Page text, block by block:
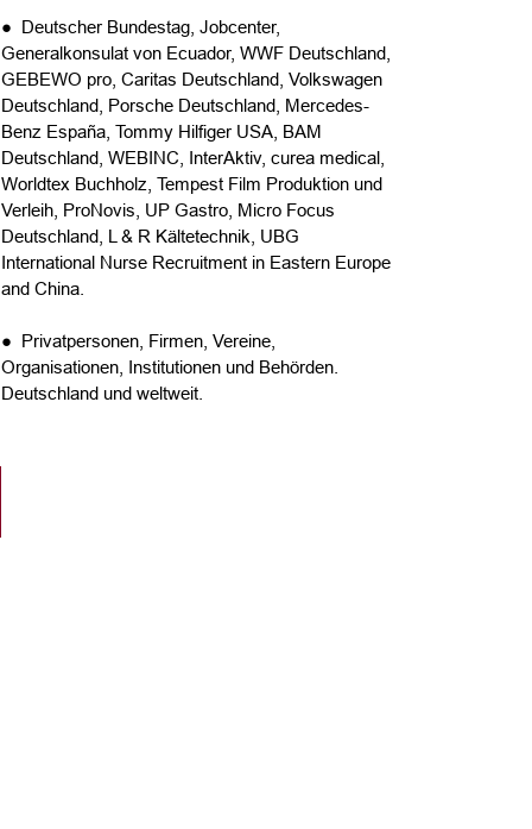
● Deutscher Bundestag, Jobcenter,
Generalkonsulat von Ecuador, WWF Deutschland,
GEBEWO pro, Caritas Deutschland, Volkswagen
Deutschland, Porsche Deutschland, Mercedes-
Benz España, Tommy Hilfiger USA, BAM
Deutschland, WEBINC, InterAktiv, curea medical,
Worldtex Buchholz, Tempest Film Produktion und
Verleih, ProNovis, UP Gastro, Micro Focus
Deutschland, L & R Kältetechnik, UBG
International Nurse Recruitment in Eastern Europe
and China.
● Privatpersonen, Firmen, Vereine,
Organisationen, Institutionen und Behörden.
Deutschland und weltweit.